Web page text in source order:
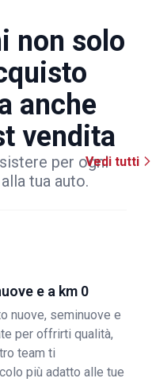
non solo
anche
vendita
per ogni
tua auto.
Vedi tutti
e a km 0
nuove, seminuove e
per offrirti qualità,
team ti
più adatto alle tue